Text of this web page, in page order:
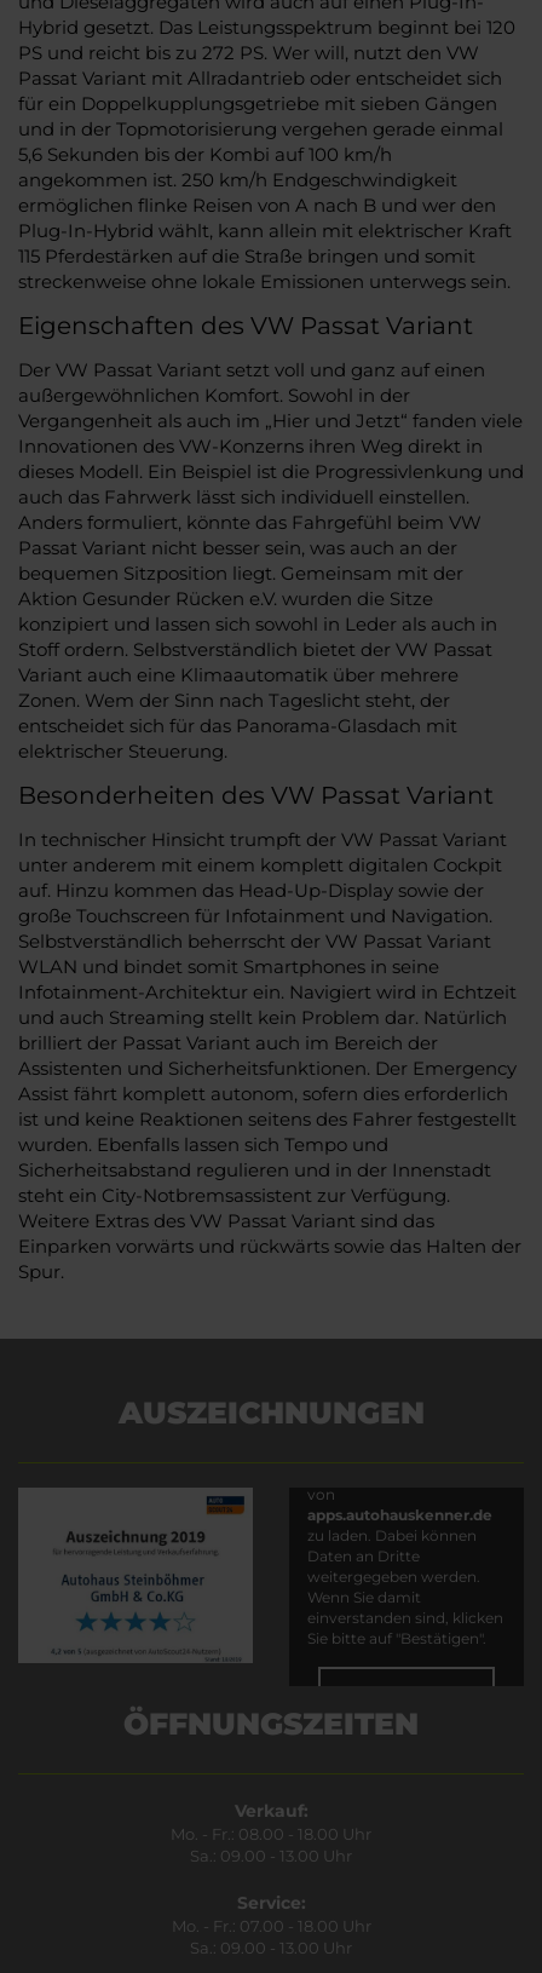
Hybrid gesetzt. Das Leistungsspektrum beginnt bei 120
PS und reicht bis zu 272 PS. Wer will, nutzt den VW
Passat Variant mit Allradantrieb oder entscheidet sich
für ein Doppelkupplungsgetriebe mit sieben Gängen
und in der Topmotorisierung vergehen gerade einmal
5,6 Sekunden bis der Kombi auf 100 km/h
angekommen ist. 250 km/h Endgeschwindigkeit
ermöglichen flinke Reisen von A nach B und wer den
Plug-In-Hybrid wählt, kann allein mit elektrischer Kraft
115 Pferdestärken auf die Straße bringen und somit
streckenweise ohne lokale Emissionen unterwegs sein.
Eigenschaften des VW Passat Variant
Der VW Passat Variant setzt voll und ganz auf einen
außergewöhnlichen Komfort. Sowohl in der
Vergangenheit als auch im „Hier und Jetzt“ fanden viele
Innovationen des VW-Konzerns ihren Weg direkt in
dieses Modell. Ein Beispiel ist die Progressivlenkung und
auch das Fahrwerk lässt sich individuell einstellen.
Anders formuliert, könnte das Fahrgefühl beim VW
Passat Variant nicht besser sein, was auch an der
bequemen Sitzposition liegt. Gemeinsam mit der
Aktion Gesunder Rücken e.V. wurden die Sitze
konzipiert und lassen sich sowohl in Leder als auch in
Stoff ordern. Selbstverständlich bietet der VW Passat
Variant auch eine Klimaautomatik über mehrere
Zonen. Wem der Sinn nach Tageslicht steht, der
entscheidet sich für das Panorama-Glasdach mit
elektrischer Steuerung.
Besonderheiten des VW Passat Variant
In technischer Hinsicht trumpft der VW Passat Variant
unter anderem mit einem komplett digitalen Cockpit
auf. Hinzu kommen das Head-Up-Display sowie der
große Touchscreen für Infotainment und Navigation.
Selbstverständlich beherrscht der VW Passat Variant
WLAN und bindet somit Smartphones in seine
Infotainment-Architektur ein. Navigiert wird in Echtzeit
und auch Streaming stellt kein Problem dar. Natürlich
brilliert der Passat Variant auch im Bereich der
Assistenten und Sicherheitsfunktionen. Der Emergency
Assist fährt komplett autonom, sofern dies erforderlich
ist und keine Reaktionen seitens des Fahrer festgestellt
wurden. Ebenfalls lassen sich Tempo und
Sicherheitsabstand regulieren und in der Innenstadt
steht ein City-Notbremsassistent zur Verfügung.
Weitere Extras des VW Passat Variant sind das
Einparken vorwärts und rückwärts sowie das Halten der
Spur.
AUSZEICHNUNGEN
von
apps.autohauskenner.de
zu laden. Dabei können
Daten an Dritte
weitergegeben werden.
Wenn Sie damit
einverstanden sind, klicken
Sie bitte auf "Bestätigen".
ÖFFNUNGSZEITEN
Verkauf:
Mo. - Fr.: 08.00 - 18.00 Uhr
Sa.: 09.00 - 13.00 Uhr
Service:
Mo. - Fr.: 07.00 - 18.00 Uhr
Sa.: 09.00 - 13.00 Uhr